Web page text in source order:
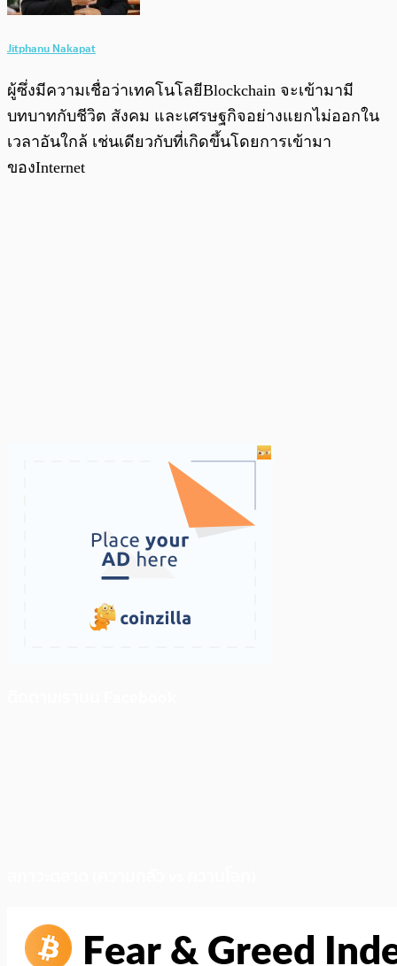
Jitphanu Nakapat
ผู้ซึ่งมีความเชื่อว่าเทคโนโลยีBlockchain จะเข้ามามี
บทบาทกับชีวิต สังคม และเศรษฐกิจอย่างแยกไม่ออกใน
เวลาอันใกล้ เช่นเดียวกับที่เกิดขึ้นโดยการเข้ามา
ของInternet